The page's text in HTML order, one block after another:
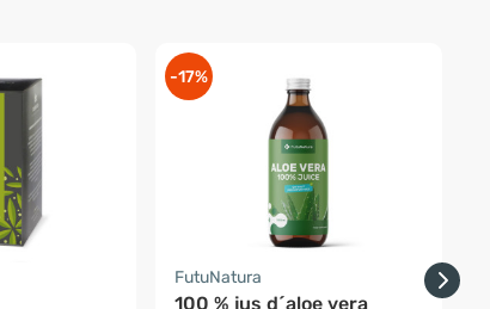
-17%
FutuNatura
100 % jus d´aloe vera